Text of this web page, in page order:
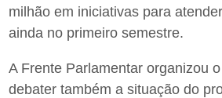
milhão em iniciativas para
ainda no primeiro semestre.
A Frente Parlamentar organizou
debater também a situação do